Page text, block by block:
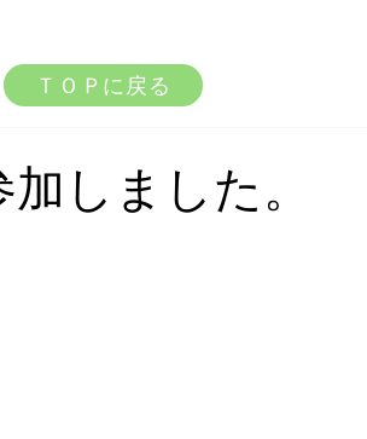
しました。
ＴＯＰに戻る